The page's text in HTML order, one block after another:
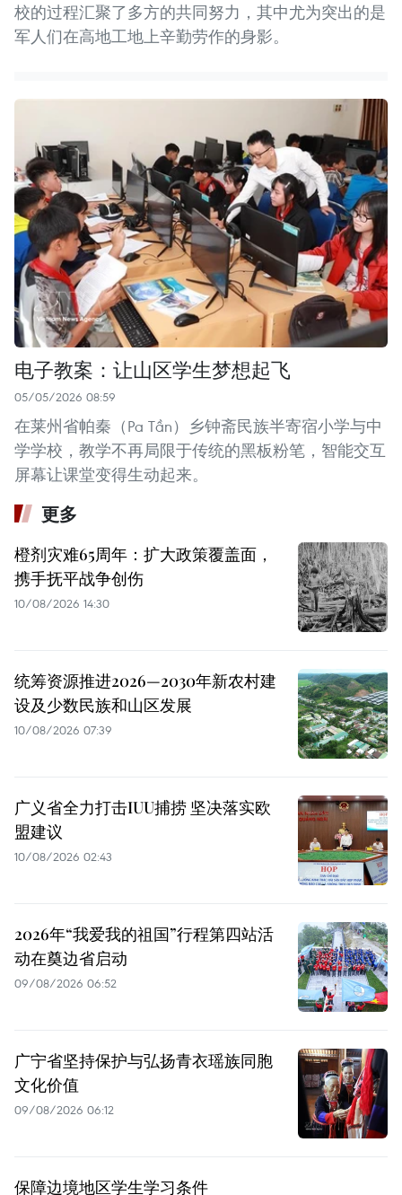
校的过程汇聚了多方的共同努力，其中尤为突出的是
军人们在高地工地上辛勤劳作的身影。
电子教案：让山区学生梦想起飞
05/05/2026 08:59
在莱州省帕秦（Pa Tần）乡钟斋民族半寄宿小学与中
学学校，教学不再局限于传统的黑板粉笔，智能交互
屏幕让课堂变得生动起来。
更多
橙剂灾难65周年：扩大政策覆盖面，
携手抚平战争创伤
10/08/2026 14:30
统筹资源推进2026—2030年新农村建
设及少数民族和山区发展
10/08/2026 07:39
广义省全力打击IUU捕捞 坚决落实欧
盟建议
10/08/2026 02:43
2026年“我爱我的祖国”行程第四站活
动在奠边省启动
09/08/2026 06:52
广宁省坚持保护与弘扬青衣瑶族同胞
文化价值
09/08/2026 06:12
保障边境地区学生学习条件